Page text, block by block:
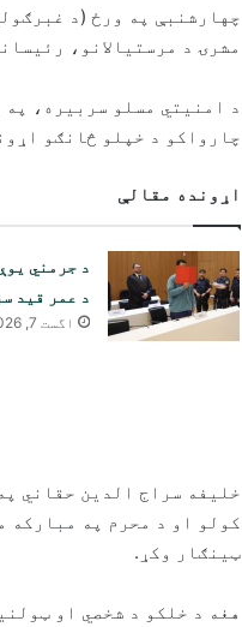
مشرۍ د مرستیالانو،
د امنیتي مسلو سربیره،
چارواکو د خپلو څانګو
اړونده مقالې
د جرمني
د عمر قید
اگست 7, 2026
خلیفه سراج الدین حقاني
کولو او د محرم په مبارکه
ټینګار وکړ.
هغه د خلکو د شخصي او